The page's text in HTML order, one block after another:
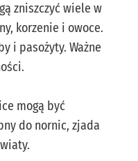
zniszczyć wiele w
korzenie i owoce.
i pasożyty. Ważne
mogą być
do nornic, zjada